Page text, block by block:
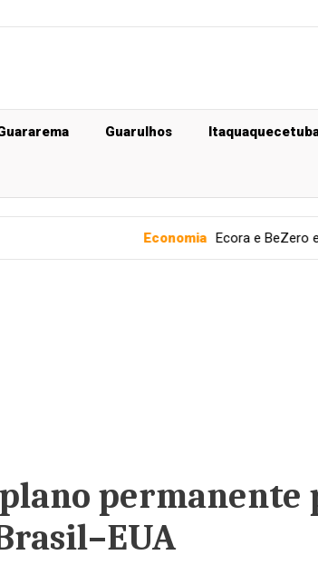
Guarulhos
Ecora e BeZero elevam integridade
permanente